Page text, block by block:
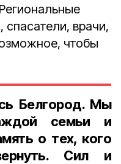
врачи,
чтобы
Белгород. Мы
семьи и
о тех, кого
Сил и